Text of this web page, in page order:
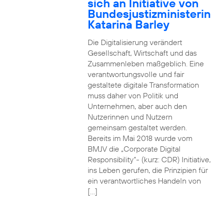
sich an Initiative von
Bundesjustizministerin
Katarina Barley
Die Digitalisierung verändert
Gesellschaft, Wirtschaft und das
Zusammenleben maßgeblich. Eine
verantwortungsvolle und fair
gestaltete digitale Transformation
muss daher von Politik und
Unternehmen, aber auch den
Nutzerinnen und Nutzern
gemeinsam gestaltet werden.
Bereits im Mai 2018 wurde vom
BMJV die „Corporate Digital
Responsibility“- (kurz: CDR) Initiative,
ins Leben gerufen, die Prinzipien für
ein verantwortliches Handeln von
[…]